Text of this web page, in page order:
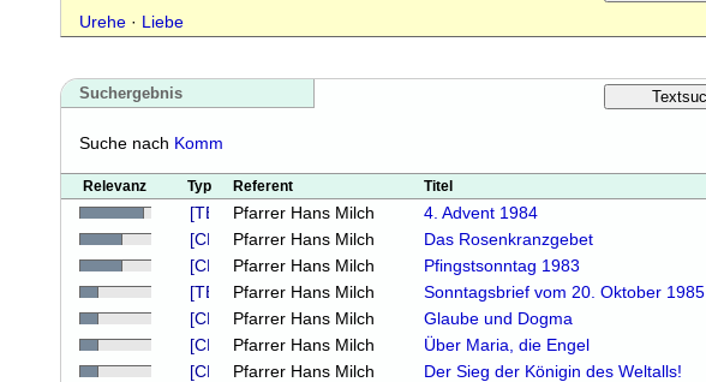
Urehe· Liebe
Suchergebnis
Suche nach Komm
Relevanz Typ Referent Titel
Pfarrer Hans Milch
4. Advent 1984
Pfarrer Hans Milch
Das Rosenkranzgebet
Pfarrer Hans Milch
Pfingstsonntag 1983
Pfarrer Hans Milch
Sonntagsbrief vom 20. Oktober 1985
Pfarrer Hans Milch
Glaube und Dogma
Pfarrer Hans Milch
Über Maria, die Engel
Pfarrer Hans Milch
Der Sieg der Königin des Weltalls!